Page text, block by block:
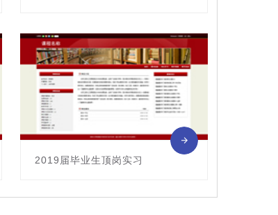
主讲教师： 陈虹
2019届毕业生顶岗实习